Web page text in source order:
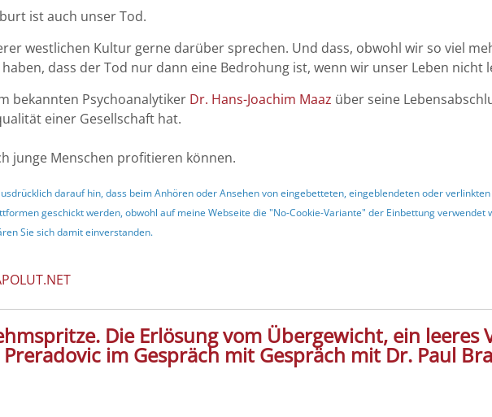
ist auch unser Tod.
westlichen Kultur gerne darüber sprechen. Und dass, obwohl wir so viel
dass der Tod nur dann eine Bedrohung ist, wenn wir unser Leben nicht
bekannten Psychoanalytiker Dr. Hans-Joachim Maaz über seine
einer Gesellschaft hat.
junge Menschen profitieren können.
darauf hin, dass beim Anhören oder Ansehen von eingebetteten, eingeblendeten oder
geschickt werden, obwohl auf meine Webseite die "No-Cookie-Variante" der Einbettung
Sie sich damit einverstanden.
Die Erlösung vom Übergewicht, ein leeres
im Gespräch mit Gespräch mit Dr. Paul